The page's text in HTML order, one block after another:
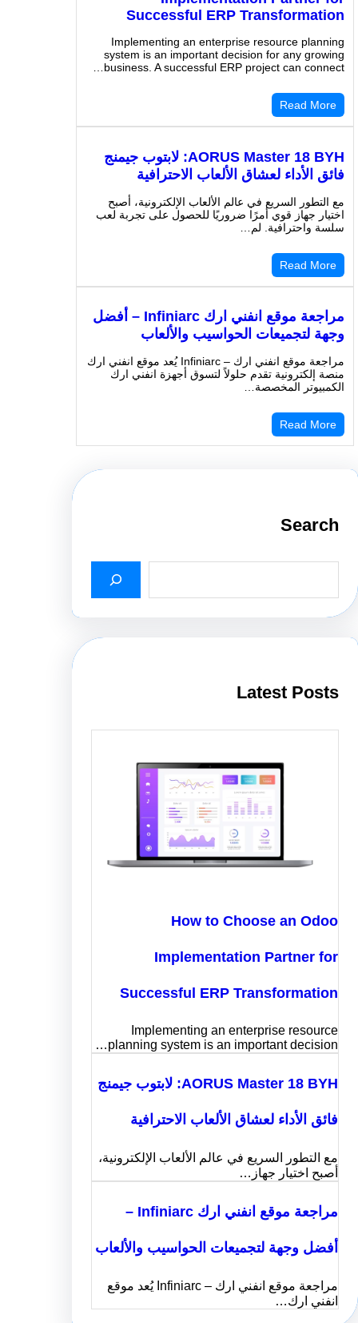
Successful ERP
Implementing an enterprise resource
system is an important decision for any
business. A successful ERP project can
Read
AORUS Master 18 BYH: لابتوب جيمنج
الأداء لعشاق الألعاب الاحترافية
السريع في عالم الألعاب الإلكترونية، أصبح
جهاز قوي أمرًا ضروريًا للحصول على تجربة لعب
واحترافية. لم…
Read
مراجعة موقع انفني ارك Infiniarc – أفضل
لتجميعات الحواسيب والألعاب
مراجعة موقع انفني ارك – Infiniarc يُعد موقع انفني ارك
إلكترونية تقدم حلولاً لتسوق أجهزة انفني ارك
المخصصة…
Read
Latest
How to Choose an
Implementation Partner
Successful ERP
Implementing an enterprise
planning system is an important
AORUS Master 18 BYH: لابتوب جيمنج
الأداء لعشاق الألعاب الاحترافية
التطور السريع في عالم الألعاب الإلكترونية،
اختيار جهاز…
مراجعة موقع انفني ارك Infiniarc –
وجهة لتجميعات الحواسيب والألعاب
مراجعة موقع انفني ارك – Infiniarc يُعد موقع
ارك…